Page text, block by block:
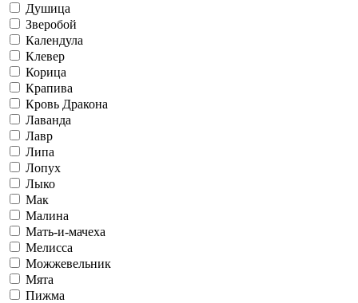
Душица
Зверобой
Календула
Клевер
Корица
Крапива
Кровь Дракона
Лаванда
Лавр
Липа
Лопух
Лыко
Мак
Малина
Мать-и-мачеха
Мелисса
Можжевельник
Мята
Пижма